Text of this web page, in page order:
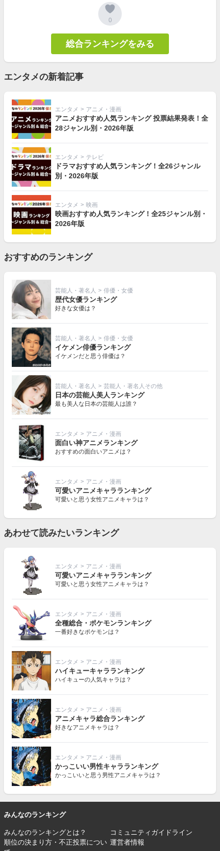
0
総合ランキングをみる
エンタメの新着記事
エンタメ > アニメ・漫画
アニメおすすめ人気ランキング 投票結果発表！全
28ジャンル別・2026年版
エンタメ > テレビ
ドラマおすすめ人気ランキング！全26ジャンル
別・2026年版
エンタメ > 映画
映画おすすめ人気ランキング！全25ジャンル別・
2026年版
おすすめのランキング
芸能人・著名人 > 俳優・女優
歴代女優ランキング
好きな女優は？
芸能人・著名人 > 俳優・女優
イケメン俳優ランキング
イケメンだと思う俳優は？
芸能人・著名人 > 芸能人・著名人その他
日本の芸能人美人ランキング
最も美人な日本の芸能人は誰？
エンタメ > アニメ・漫画
面白い神アニメランキング
おすすめの面白いアニメは？
エンタメ > アニメ・漫画
可愛いアニメキャラランキング
可愛いと思う女性アニメキャラは？
あわせて読みたいランキング
エンタメ > アニメ・漫画
可愛いアニメキャラランキング
可愛いと思う女性アニメキャラは？
エンタメ > アニメ・漫画
全種総合・ポケモンランキング
一番好きなポケモンは？
エンタメ > アニメ・漫画
ハイキューキャラランキング
ハイキューの人気キャラは？
エンタメ > アニメ・漫画
アニメキャラ総合ランキング
好きなアニメキャラは？
エンタメ > アニメ・漫画
かっこいい男性キャラランキング
かっこいいと思う男性アニメキャラは？
みんなのランキング
みんなのランキングとは？
コミュニティガイドライン
順位の決まり方・不正投票につい 運営者情報